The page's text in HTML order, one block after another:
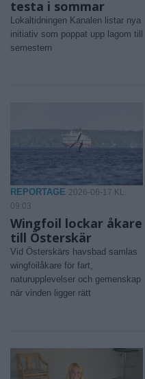
testa i sommar
Lokaltidningen Kanalen listar nya
initiativ som poppat upp lagom till
semestern
REPORTAGE 2026-06-17 KL.
09:03
Wingfoil lockar åkare
till Österskär
Vid Österskärs havsbad samlas
wingfoilåkare för fart,
naturupplevelser och gemenskap
när vinden ligger rätt